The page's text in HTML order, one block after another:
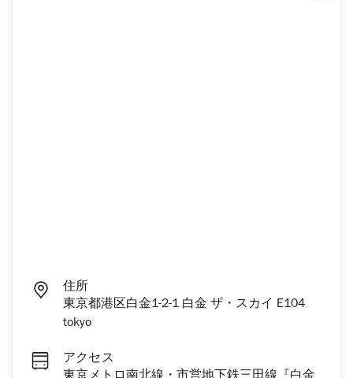
住所
東京都港区白金1-2-1 白金 ザ・スカイ E104
tokyo
アクセス